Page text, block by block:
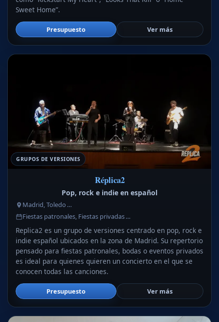
Sweet Home”.
Presupuesto Ver más
GRUPOS DE VERSIONES
Réplica2
Pop, rock e indie en español
Madrid, Toledo …
Fiestas patronales, Fiestas privadas …
Replica2 es un grupo de versiones centrado en pop, rock e
indie español ubicados en la zona de Madrid. Su repertorio
pensado para fiestas patronales, bodas o eventos privados
es ideal para quienes quieren un concierto en el que se
conocen todas las canciones.
Presupuesto Ver más